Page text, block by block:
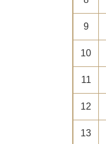
9
10
11
12
13